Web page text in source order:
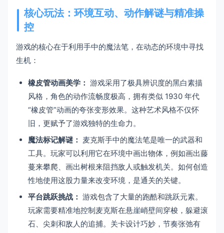
核心玩法：环境互动、动作解谜与精准操
控
游戏的核心在于利用手中的魔法笔，在动态的环境中寻找
生机：
橡皮管动画美学： 游戏采用了极具辨识度的黑白素描
风格，角色的动作流畅度极高，拥有类似 1930 年代
“橡皮管”动画的夸张变形效果。这种艺术风格不仅怀
旧，更赋予了游戏独特的生命力。
魔法标记解谜： 麦克斯手中的魔法笔是唯一的武器和
工具。玩家可以利用它在环境中画出物体，例如画出藤
蔓来攀爬、画出树根来阻挡敌人或触发机关。如何创造
性地使用这股力量来改变环境，是通关的关键。
平台跳跃挑战： 游戏包含了大量的跑酷和跳跃元素。
玩家需要精准地控制麦克斯在悬崖峭壁间穿梭，躲避滚
石、尖刺和敌人的追捕。关卡设计巧妙，节奏张弛有